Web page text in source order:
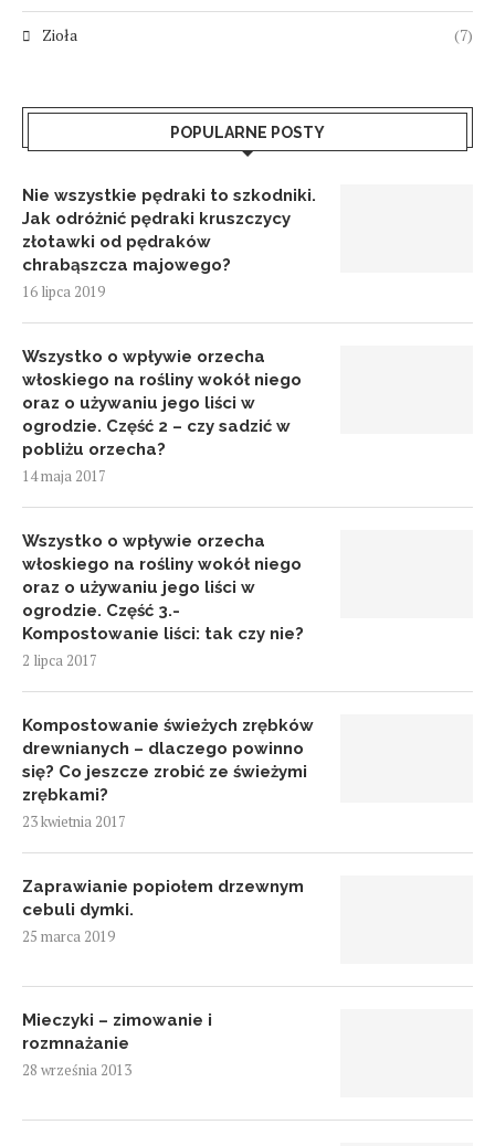
Zioła (7)
POPULARNE POSTY
Nie wszystkie pędraki to szkodniki.
Jak odróżnić pędraki kruszczycy
złotawki od pędraków
chrabąszcza majowego?
16 lipca 2019
Wszystko o wpływie orzecha
włoskiego na rośliny wokół niego
oraz o używaniu jego liści w
ogrodzie. Część 2 – czy sadzić w
pobliżu orzecha?
14 maja 2017
Wszystko o wpływie orzecha
włoskiego na rośliny wokół niego
oraz o używaniu jego liści w
ogrodzie. Część 3.-
Kompostowanie liści: tak czy nie?
2 lipca 2017
Kompostowanie świeżych zrębków
drewnianych – dlaczego powinno
się? Co jeszcze zrobić ze świeżymi
zrębkami?
23 kwietnia 2017
Zaprawianie popiołem drzewnym
cebuli dymki.
25 marca 2019
Mieczyki – zimowanie i
rozmnażanie
28 września 2013